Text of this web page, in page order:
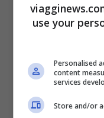
BUCKINGAM
James Park e
grandiosità di
Residenza
volete
use your
Personalised
content
services
Store and/or